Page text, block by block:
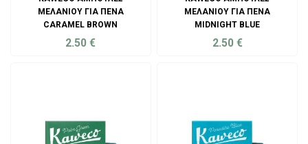
ΜΕΛΑΝΙΟΎ ΓΙΑ ΠΈΝΑ
CARAMEL BROWN
2.50€
ΜΕΛΑΝΙΟΎ ΓΙΑ ΠΈΝΑ
MIDNIGHT BLUE
2.50 €